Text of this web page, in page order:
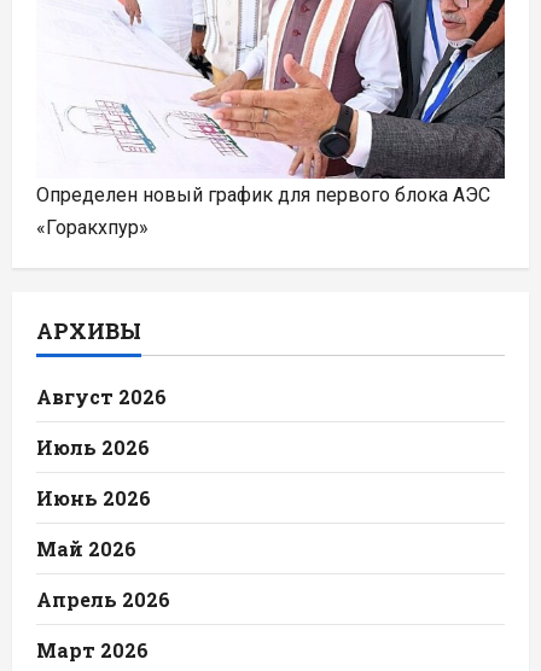
Определен новый график для первого блока АЭС
«Горакхпур»
АРХИВЫ
Август 2026
Июль 2026
Июнь 2026
Май 2026
Апрель 2026
Март 2026